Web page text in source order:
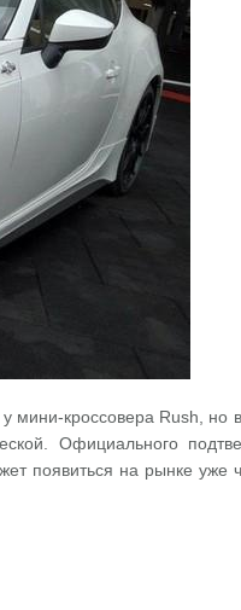
мини-кроссовера Rush, но
Официального
появиться на рынке уже